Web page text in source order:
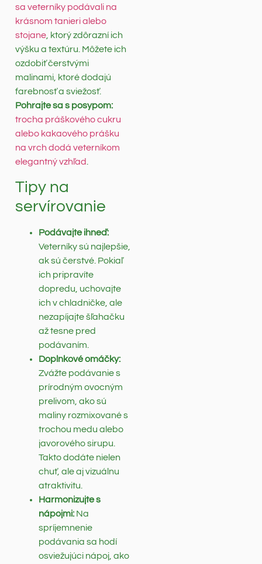
sa veterníky podávali na
krásnom tanieri alebo
stojane, ktorý zdôrazní ich
výšku a textúru. Môžete ich
ozdobiť čerstvými
malinami, ktoré dodajú
farebnosť a sviežosť.
Pohrajte sa s posypom:
trocha práškového cukru
alebo kakaového prášku
na vrch dodá veterníkom
elegantný vzhľad.
Tipy na
servírovanie
Podávajte ihneď:
Veterníky sú najlepšie,
ak sú čerstvé. Pokiaľ
ich pripravíte
dopredu, uchovajte
ich v chladničke, ale
nezapíjajte šľahačku
až tesne pred
podávaním.
Doplnkové omáčky:
Zvážte podávanie s
prírodným ovocným
prelivom, ako sú
maliny rozmixované s
trochou medu alebo
javorového sirupu.
Takto dodáte nielen
chuť, ale aj vizuálnu
atraktivitu.
Harmonizujte s
nápojmi: Na
spríjemnenie
podávania sa hodí
osviežujúci nápoj, ako